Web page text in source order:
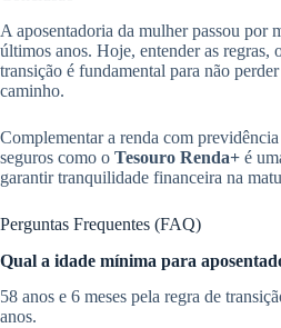
A aposentadoria da mulher passou por
últimos anos. Hoje, entender as regras,
transição é fundamental para não
caminho.
Complementar a renda com
seguros como o Tesouro Renda+ é
garantir tranquilidade financeira na
Perguntas Frequentes (FAQ)
Qual a idade mínima para
58 anos e 6 meses pela regra de
anos.